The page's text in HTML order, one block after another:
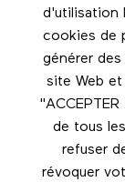
d'utilisation
cookies de
générer
site Web
de tous
refuser
révoquer